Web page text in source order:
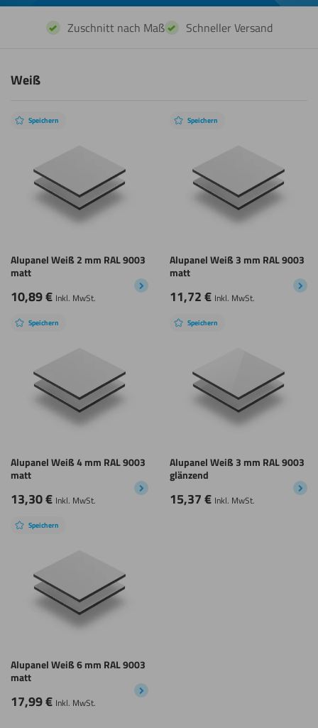
Zuschnitt nach Maß Schneller Versand
Weiß
Speichern
Alupanel Weiß 2 mm RAL 9003
matt
10,89€ Inkl. MwSt.
Speichern
Alupanel Weiß 3 mm RAL 9003
matt
11,72€ Inkl. MwSt.
Speichern
Alupanel Weiß 4 mm RAL 9003
matt
13,30€ Inkl. MwSt.
Speichern
Alupanel Weiß 3 mm RAL 9003
glänzend
15,37€ Inkl. MwSt.
Speichern
Alupanel Weiß 6 mm RAL 9003
matt
17,99€ Inkl. MwSt.